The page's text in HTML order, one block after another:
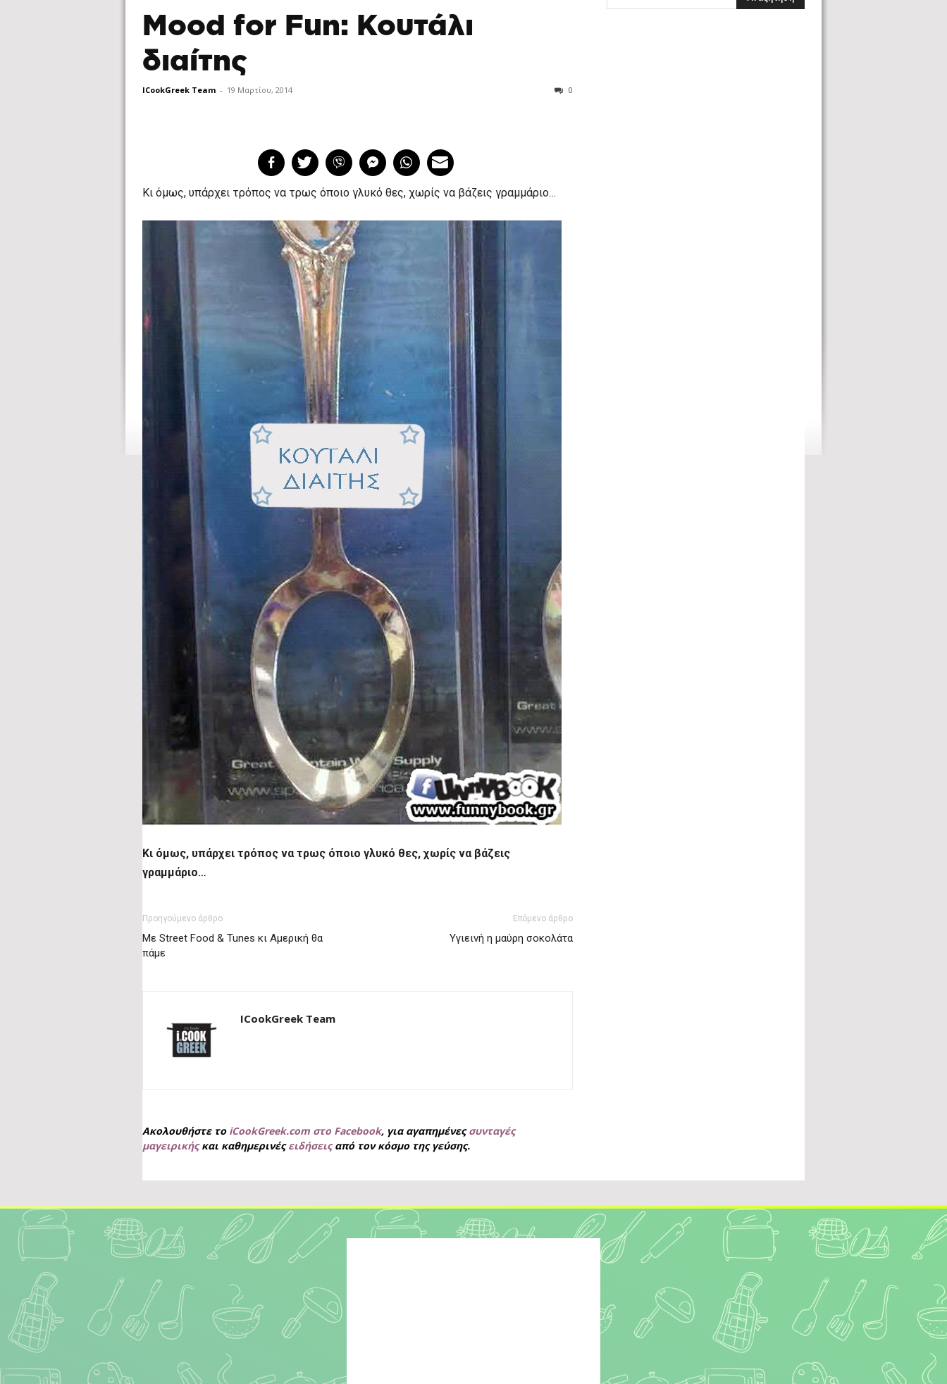
Mood for Fun: Κουτάλι
διαίτης
ICookGreek Team - 19 Μαρτίου, 2014 0
Κι όμως, υπάρχει τρόπος να τρως όποιο γλυκό θες, χωρίς να βάζεις γραμμάριο…
Κι όμως, υπάρχει τρόπος να τρως όποιο γλυκό θες, χωρίς να βάζεις
γραμμάριο…
Προηγούμενο άρθρο
Με Street Food & Tunes κι Αμερική θα
πάμε
Επόμενο άρθρο
Υγιεινή η μαύρη σοκολάτα
ICookGreek Team
Ακολουθήστε το iCookGreek.com στο Facebook, για αγαπημένεςσυνταγές
μαγειρικήςκαι καθημερινέςειδήσειςαπό τον κόσμο της γεύσης.